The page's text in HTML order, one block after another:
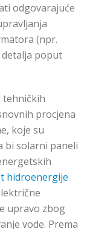
odgovarajuće
(npr.
detalja poput
tehničkih
procjena
koje su
bi solarni paneli
hidroenergije
upravo zbog
vode. Prema